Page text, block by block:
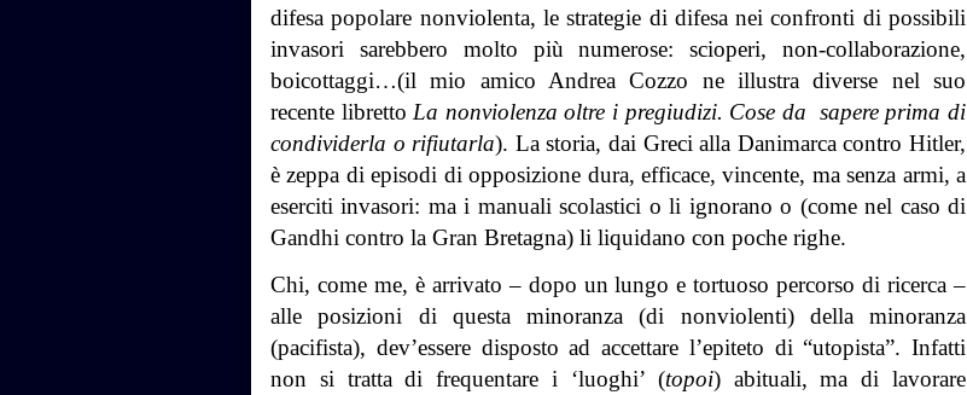
difesa popolare nonviolenta, le strategie di difesa nei confronti di possibili
invasori sarebbero molto più numerose: scioperi, non-collaborazione,
boicottaggi…(il mio amico Andrea Cozzo ne illustra diverse nel suo
recente libretto La nonviolenza oltre i pregiudizi. Cose da sapere prima di
condividerla o rifiutarla). La storia, dai Greci alla Danimarca contro Hitler,
è zeppa di episodi di opposizione dura, efficace, vincente, ma senza armi, a
eserciti invasori: ma i manuali scolastici o li ignorano o (come nel caso di
Gandhi contro la Gran Bretagna) li liquidano con poche righe.
Chi, come me, è arrivato – dopo un lungo e tortuoso percorso di ricerca –
alle posizioni di questa minoranza (di nonviolenti) della minoranza
(pacifista), dev’essere disposto ad accettare l’epiteto di “utopista”. Infatti
non si tratta di frequentare i ‘luoghi’ (topoi) abituali, ma di lavorare